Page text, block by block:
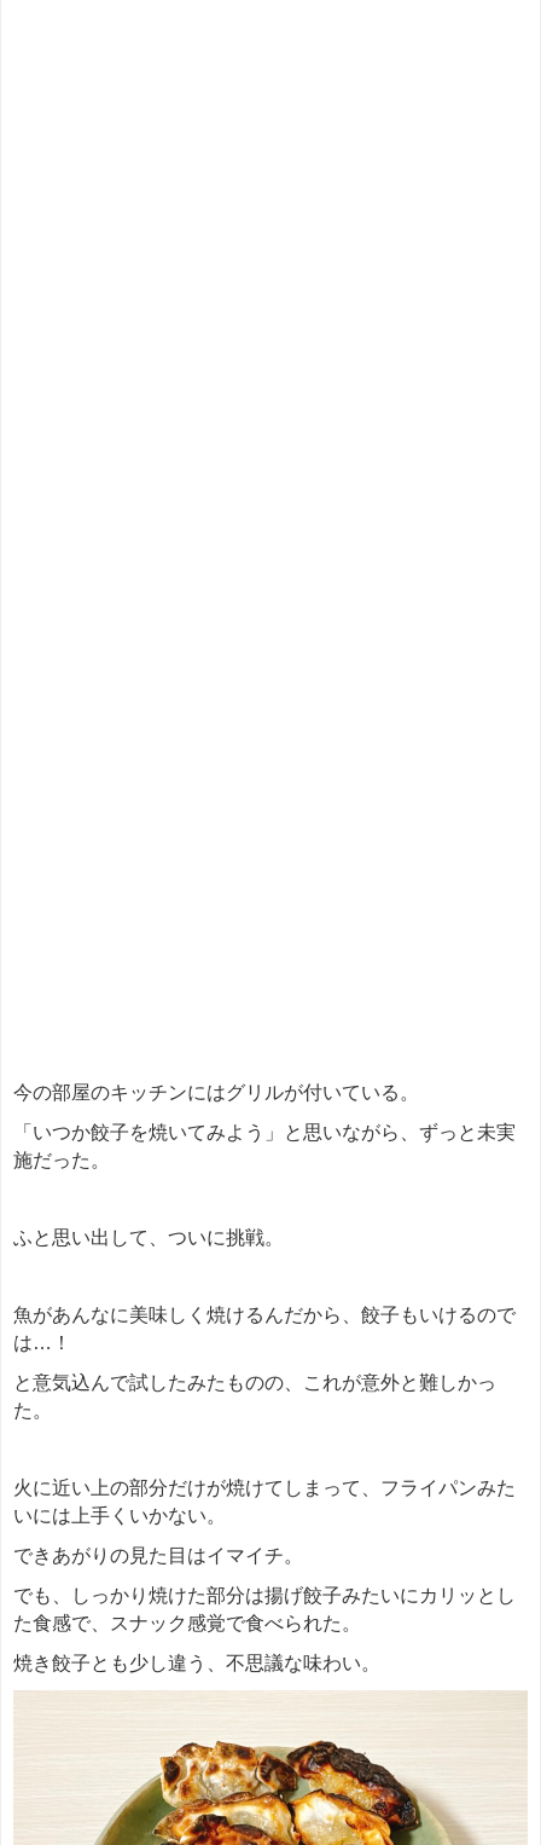
今の部屋のキッチンにはグリルが付いている。
「いつか餃子を焼いてみよう」と思いながら、ずっと未実
施だった。
ふと思い出して、ついに挑戦。
魚があんなに美味しく焼けるんだから、餃子もいけるので
は…！
と意気込んで試したみたものの、これが意外と難しかっ
た。
火に近い上の部分だけが焼けてしまって、フライパンみた
いには上手くいかない。
できあがりの見た目はイマイチ。
でも、しっかり焼けた部分は揚げ餃子みたいにカリッとし
た食感で、スナック感覚で食べられた。
焼き餃子とも少し違う、不思議な味わい。